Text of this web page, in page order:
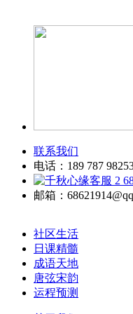
联系我们
电话：189 787
邮箱：
社区生活
日课精髓
成语天地
唐弦宋韵
运程预测